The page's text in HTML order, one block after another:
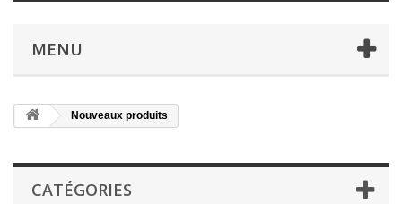
MENU
Nouveaux produits
CATÉGORIES